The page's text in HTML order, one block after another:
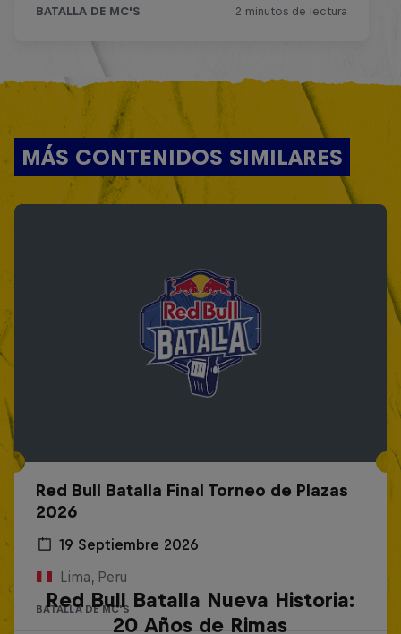
MÁS CONTENIDOS SIMILARES
Red Bull Batalla Final Torneo de Plazas
2026
19 Septiembre 2026
Lima, Peru
BATALLA DE MC'S
Red Bull Batalla Nueva Historia:
20 Años de Rimas